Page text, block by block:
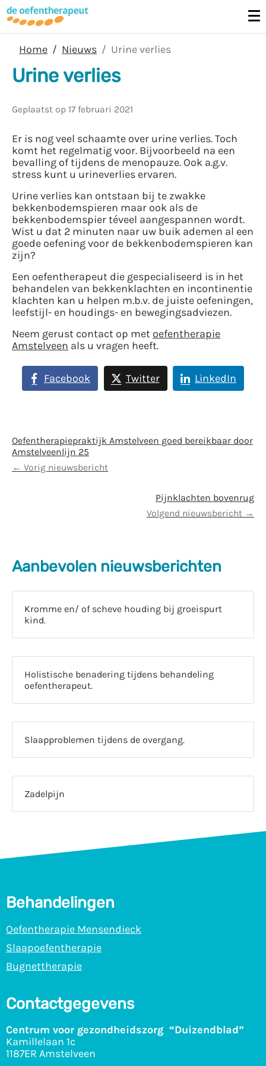
Home Nieuws Urine verlies
Urine verlies
Geplaatst op 17 februari 2021
Er is nog veel schaamte over urine verlies. Toch
komt het regelmatig voor. Bijvoorbeeld na een
bevalling of tijdens de menopauze. Ook a.g.v.
stress kunt u urineverlies ervaren.
Urine verlies kan ontstaan bij te zwakke
bekkenbodemspieren maar ook als de
bekkenbodemspier téveel aangespannen wordt.
Wist u dat 2 minuten naar uw buik ademen al een
goede oefening voor de bekkenbodemspieren kan
zijn?
Een oefentherapeut die gespecialiseerd is in het
behandelen van bekkenklachten en incontinentie
klachten kan u helpen m.b.v. de juiste oefeningen,
leefstijl- en houdings- en bewegingsadviezen.
Neem gerust contact op met oefentherapie
Amstelveen als u vragen heeft.
Facebook Twitter LinkedIn
Oefentherapiepraktijk Amstelveen goed bereikbaar door
Amstelveenlijn 25
Vorig nieuwsbericht
Pijnklachten bovenrug
Volgend nieuwsbericht
Aanbevolen nieuwsberichten
Kromme en/ of scheve houding bij groeispurt
kind.
Holistische benadering tijdens behandeling
oefentherapeut.
Slaapproblemen tijdens de overgang.
Zadelpijn
Behandelingen
Oefentherapie Mensendieck
Slaapoefentherapie
Bugnettherapie
Contactgegevens
Centrum voor gezondheidszorg “Duizendblad”
Kamillelaan 1c
1187ER Amstelveen